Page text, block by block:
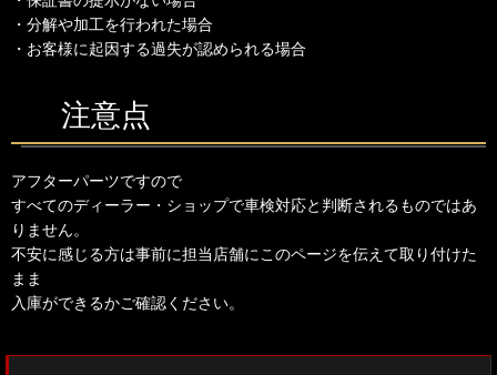
・分解や加工を行われた場合
・お客様に起因する過失が認められる場合
注意点
アフターパーツですので
すべてのディーラー・ショップで車検対応と判断されるものではあ
りません。
不安に感じる方は事前に担当店舗にこのページを伝えて取り付けた
まま
入庫ができるかご確認ください。